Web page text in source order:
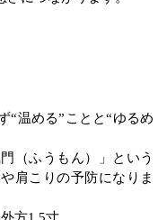
“温める”ことと“ゆるめ
（ふうもん）」という
肩こりの予防になりま